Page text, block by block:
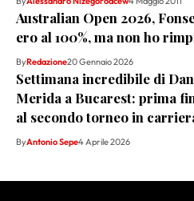
Australian Open 2026,
ero al 100%, ma non ho
ByRedazione20 Gennaio 2026
Settimana incredibile di
Merida a Bucarest: prima
al secondo torneo in
ByAntonio Sepe4 Aprile 2026